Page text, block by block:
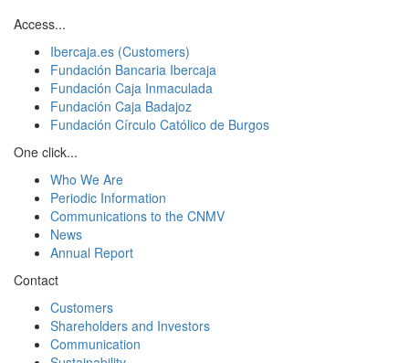
Access...
Ibercaja.es (Customers)
Fundación Bancaria Ibercaja
Fundación Caja Inmaculada
Fundación Caja Badajoz
Fundación Círculo Católico de Burgos
One click...
Who We Are
Periodic Information
Communications to the CNMV
News
Annual Report
Contact
Customers
Shareholders and Investors
Communication